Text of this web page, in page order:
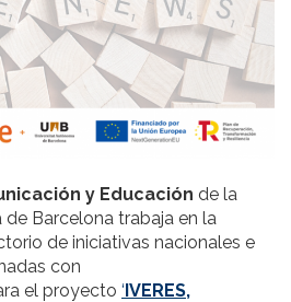
y Educación de la
Barcelona trabaja en la
de iniciativas nacionales e
con
el proyecto ‘IVERES,